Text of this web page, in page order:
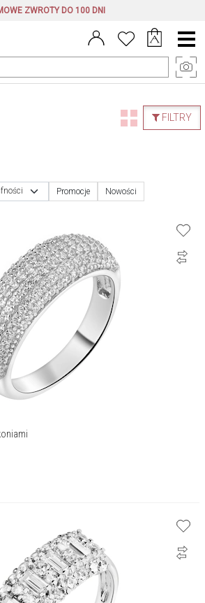
ZWROTY DO 100 DNI
Menu
główne
FILTRY
Promocje Nowości